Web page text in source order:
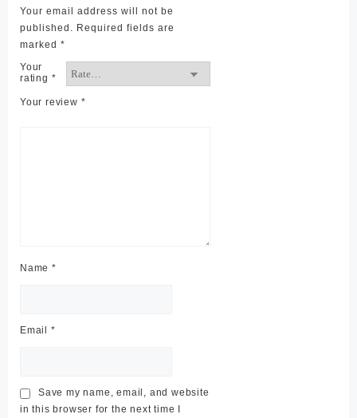
Your email address will not be
published. Required fields are
marked *
Your
rating *
Your review *
Name *
Email *
Save my name, email, and website
in this browser for the next time I